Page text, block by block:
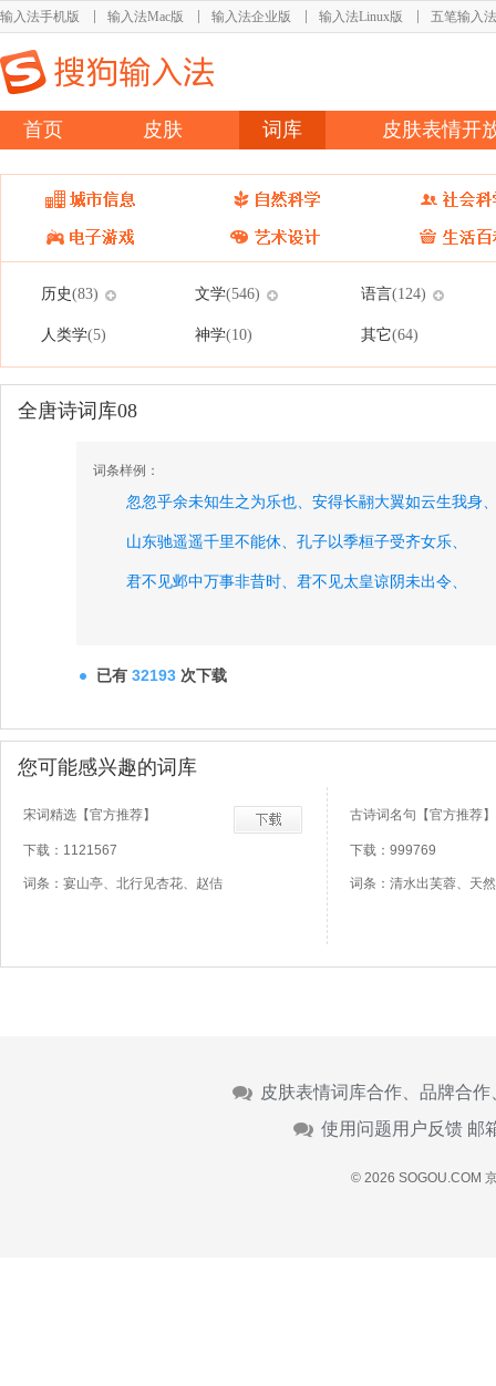
输入法手机版 输入法Mac版 输入法企业版 输入法Linux版 五笔输入法
首页 皮肤 词库 皮肤表情开
历史(83) 文学(546) 语言(124)
人类学(5) 神学(10) 其它(64)
全唐诗词库08
词条样例：
忽忽乎余未知生之为乐也、 安得长翮大翼如云生我身
山东驰遥遥千里不能休、 孔子以季桓子受齐女乐、
君不见邺中万事非昔时、 君不见太皇谅阴未出令、
剑与我俱变化归黄泉、汉室将衰兮四夷不宾、古琴操
不能千里百里入淮流、
已有 32193 次下载
您可能感兴趣的词库
宋词精选【官方推荐】
下载：1121567
词条：宴山亭、北行见杏花、赵佶
古诗词名句【官方推荐】
下载：999769
词条：清水出芙蓉、天
皮肤表情词库合作、品牌合
使用问题用户反馈 邮
© 2026 SOGOU.COM